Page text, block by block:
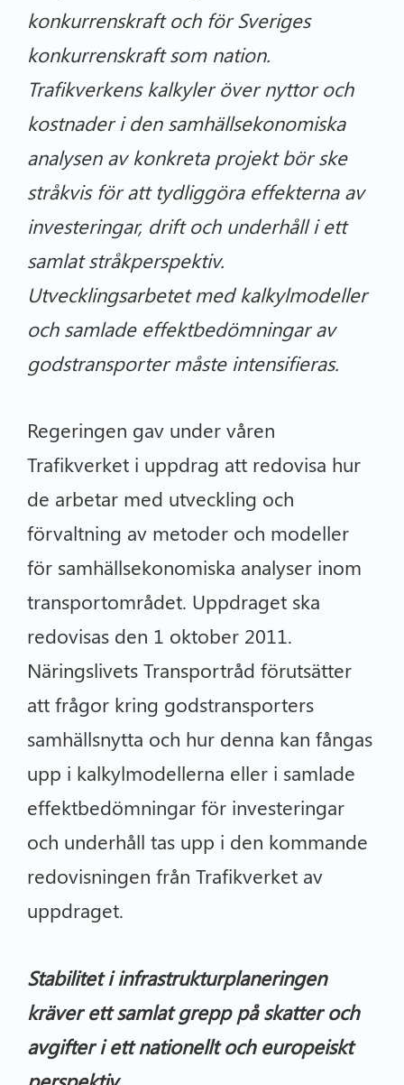
konkurrenskraft och för Sveriges
konkurrenskraft som nation.
Trafikverkens kalkyler över nyttor och
kostnader i den samhällsekonomiska
analysen av konkreta projekt bör ske
stråkvis för att tydliggöra effekterna av
investeringar, drift och underhåll i ett
samlat stråkperspektiv.
Utvecklingsarbetet med kalkylmodeller
och samlade effektbedömningar av
godstransporter måste intensifieras.
Regeringen gav under våren
Trafikverket i uppdrag att redovisa hur
de arbetar med utveckling och
förvaltning av metoder och modeller
för samhällsekonomiska analyser inom
transportområdet. Uppdraget ska
redovisas den 1 oktober 2011.
Näringslivets Transportråd förutsätter
att frågor kring godstransporters
samhällsnytta och hur denna kan fångas
upp i kalkylmodellerna eller i samlade
effektbedömningar för investeringar
och underhåll tas upp i den kommande
redovisningen från Trafikverket av
uppdraget.
Stabilitet i infrastrukturplaneringen
kräver ett samlat grepp på skatter och
avgifter i ett nationellt och europeiskt